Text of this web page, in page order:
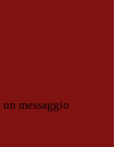
messaggio